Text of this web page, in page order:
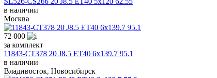
в наличии
Москва
72 000
за комплект
11843-CT378 20 J8.5 ET40 6x139.7 95.1
в наличии
Владивосток, Новосибирск